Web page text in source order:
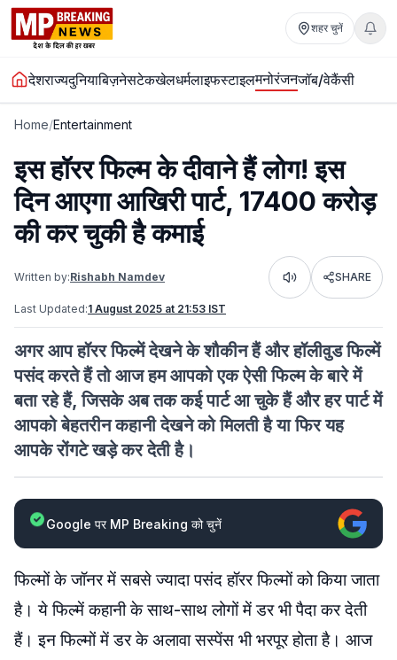
शहर चुनें
देशराज्यदुनियाबिज़नेसटेकखेलधर्मलाइफस्टाइलमनोरंजनजॉब/वेकैंसी
Home/Entertainment
इस हॉरर फिल्म के दीवाने हैं लोग! इस
दिन आएगा आखिरी पार्ट, 17400 करोड़
की कर चुकी है कमाई
Written by:Rishabh Namdev Listen SHARE
Last Updated:1 August 2025 at 21:53 IST
अगर आप हॉरर फिल्में देखने के शौकीन हैं और हॉलीवुड फिल्में
पसंद करते हैं तो आज हम आपको एक ऐसी फिल्म के बारे में
बता रहे हैं, जिसके अब तक कई पार्ट आ चुके हैं और हर पार्ट में
आपको बेहतरीन कहानी देखने को मिलती है या फिर यह
आपके रोंगटे खड़े कर देती है।
Google पर MP Breaking को चुनें
फिल्मों के जॉनर में सबसे ज्यादा पसंद हॉरर फिल्मों को किया जाता
है। ये फिल्में कहानी के साथ-साथ लोगों में डर भी पैदा कर देती
हैं। इन फिल्मों में डर के अलावा सस्पेंस भी भरपूर होता है। आज